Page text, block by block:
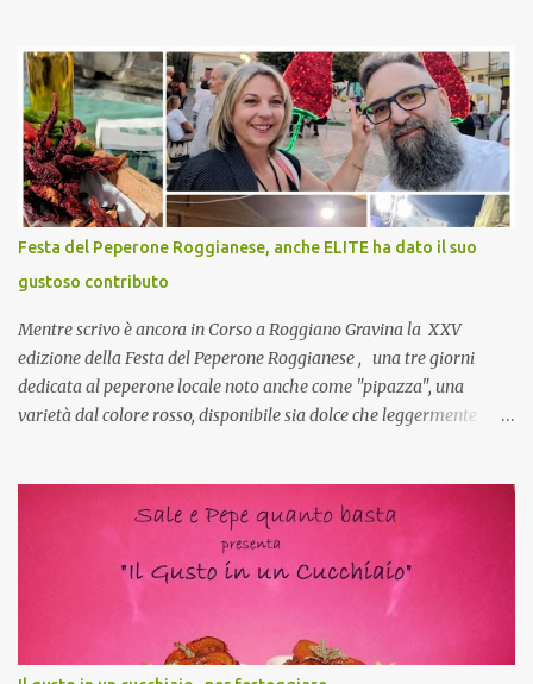
pranzo, racconta un po'! Perchè io avrò ospiti e cerco degli spunti...
Cuocapercaso : A dire il vero domenica prossima non preparo
nulla perché vado al Pranzo Aziendale di fine anno organizzato dai
mie capi! CoCo : Pranzo aziendale? Una bella idea! Cuocapercaso :
si, è un modo per riunirsi tutti a fine anno e tirare le somme…
naturalmente mangiando tutti insieme, con grande convivialità!
CoCo : è naturale il cibo, come sappiamo bene, funziona spesso da
collante e anche nel lavoro riesce a creare spesso l’ambiente
favorevole per molte belle opportunità, non trovi? Cuocapercaso :
Si, concordo! …addirittura si dice...
Festa del Peperone Roggianese, anche ELITE ha dato il suo
gustoso contributo
Mentre scrivo è ancora in Corso a Roggiano Gravina la XXV
edizione della Festa del Peperone Roggianese , una tre giorni
dedicata al peperone locale noto anche come "pipazza", una
varietà dal colore rosso, disponibile sia dolce che leggermente
(Pat) della Calabria. Un ingrediente versatile in cucina, utilizzato
fresco o essiccato in ricette della tradizione o in piatti innovativi.
Durante la prima serata dell'evento abbiamo avuto prova della
versatilità di questo ingrediente durante il "2° Concorso
Gastronomico di piatti a base di peperone Roggianese" ideato da
Gina Santagata , presidente dell'associazione Mongolfiera, che ha
visto coinvolte tante associazioni attive sul territorio che hanno